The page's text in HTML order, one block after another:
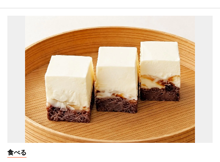
食べる